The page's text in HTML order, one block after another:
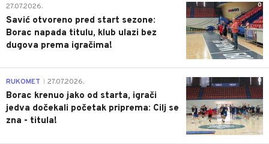
0
27.07.2026.
Savić otvoreno pred start sezone:
Borac napada titulu, klub ulazi bez
dugova prema igračima!
0
RUKOMET 27.07.2026.
Borac krenuo jako od starta, igrači
jedva dočekali početak priprema: Cilj se
zna - titula!